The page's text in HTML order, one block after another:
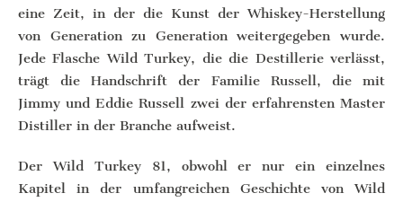
eine Zeit, in der die Kunst der Whiskey-Herstellung
von Generation zu Generation weitergegeben wurde.
Jede Flasche Wild Turkey, die die Destillerie verlässt,
trägt die Handschrift der Familie Russell, die mit
Jimmy und Eddie Russell zwei der erfahrensten Master
Distiller in der Branche aufweist.
Der Wild Turkey 81, obwohl er nur ein einzelnes
Kapitel in der umfangreichen Geschichte von Wild